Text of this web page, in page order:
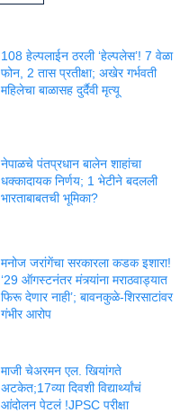
108 हेल्पलाईन ठरली ‘हेल्पलेस’! 7 वेळा
फोन, 2 तास प्रतीक्षा; अखेर गर्भवती
महिलेचा बाळासह दुर्दैवी मृत्यू
नेपाळचे पंतप्रधान बालेन शाहांचा
धक्कादायक निर्णय; 1 भेटीने बदलली
भारताबाबतची भूमिका?
मनोज जरांगेंचा सरकारला कडक इशारा!
‘29 ऑगस्टनंतर मंत्र्यांना मराठवाड्यात
फिरू देणार नाही’; बावनकुळे-शिरसाटांवर
गंभीर आरोप
माजी चेअरमन एल. खियांगते
अटकेत;17व्या दिवशी विद्यार्थ्यांचं
आंदोलन पेटलं !JPSC परीक्षा